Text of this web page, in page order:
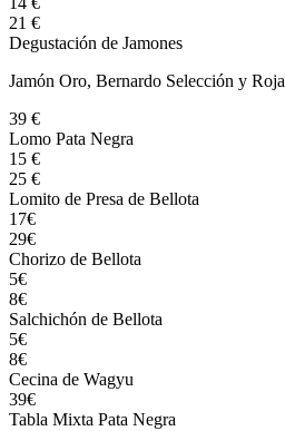
21 €
Degustación de Jamones
Jamón Oro, Bernardo Selección y Roja
39 €
Lomo Pata Negra
15 €
25 €
Lomito de Presa de Bellota
17€
29€
Chorizo de Bellota
5€
8€
Salchichón de Bellota
5€
8€
Cecina de Wagyu
39€
Tabla Mixta Pata Negra